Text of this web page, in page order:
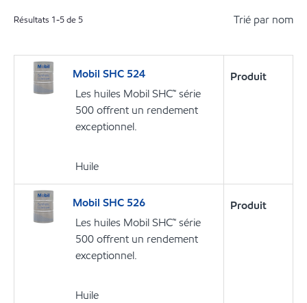
Résultats 1-5de 5 Trié par nom
Mobil SHC 524
Les huiles Mobil SHC™ série
500 offrent un rendement
exceptionnel.
Huile
Produit
Mobil SHC 526
Les huiles Mobil SHC™ série
500 offrent un rendement
exceptionnel.
Huile
Produit